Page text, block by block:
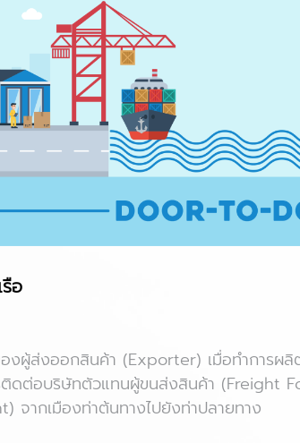
อ
ผู้ส่งออกสินค้า (Exporter) เมื่อทำการผลิ
ติดต่อบริษัทตัวแทนผู้ขนส่งสินค้า (Freight
จากเมืองท่าต้นทางไปยังท่าปลายทาง